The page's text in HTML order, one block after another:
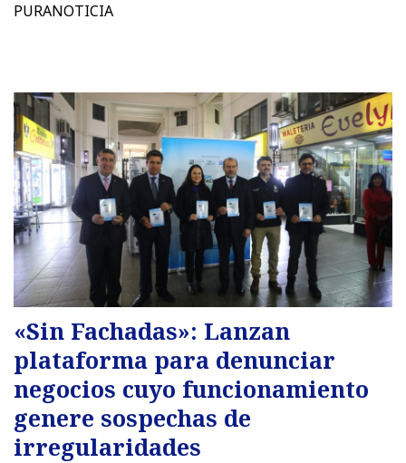
PURANOTICIA
«Sin Fachadas»: Lanzan
plataforma para denunciar
negocios cuyo funcionamiento
genere sospechas de
irregularidades